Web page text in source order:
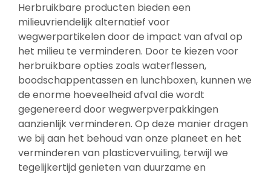
Herbruikbare producten bieden een
milieuvriendelijk alternatief voor
wegwerpartikelen door de impact van afval op
het milieu te verminderen. Door te kiezen voor
herbruikbare opties zoals waterflessen,
boodschappentassen en lunchboxen, kunnen we
de enorme hoeveelheid afval die wordt
gegenereerd door wegwerpverpakkingen
aanzienlijk verminderen. Op deze manier dragen
we bij aan het behoud van onze planeet en het
verminderen van plasticvervuiling, terwijl we
tegelijkertijd genieten van duurzame en